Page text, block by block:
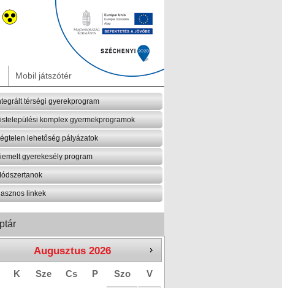
Mobil játszótér
térségi gyerekprogram
komplex gyermekprogramok
lehetőség pályázatok
gyerekesély program
linkek
Augusztus 2026
K Sze Cs P Szo
V